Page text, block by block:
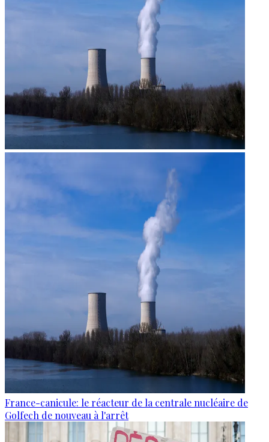
France-canicule: le réacteur de la centrale nucléaire de
Golfech de nouveau à l'arrêt